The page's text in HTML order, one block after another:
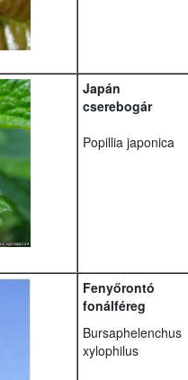
Japán
cserebogár
Popillia japonica
Fenyőrontó
fonálféreg
Bursaphelenchus
xylophilus